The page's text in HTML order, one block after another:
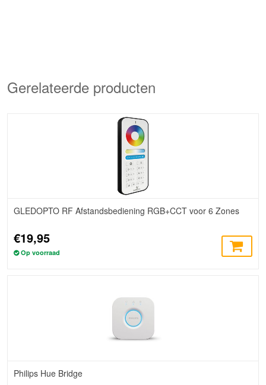
Gerelateerde producten
GLEDOPTO RF Afstandsbediening RGB+CCT voor 6 Zones
€19,95
Op voorraad
Philips Hue Bridge